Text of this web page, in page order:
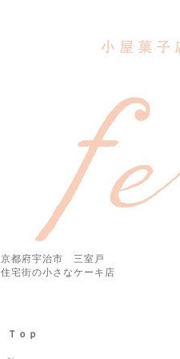
京都府宇治市 三室戸
住宅街の小さなケーキ店
Ｔｏｐ